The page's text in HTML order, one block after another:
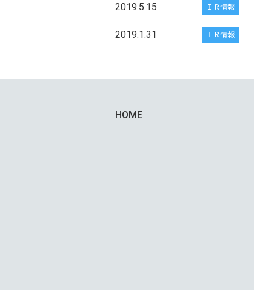
2019.5.15 ＩＲ情報
2019.1.31 ＩＲ情報
HOME